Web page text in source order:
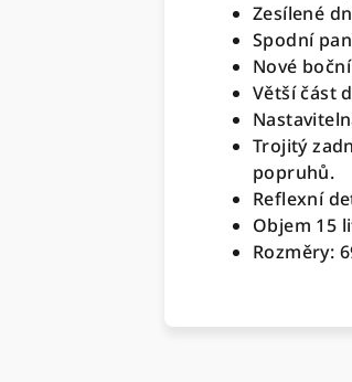
Zesílené
Spodní
Nové
Větší část
Trojitý
popruhů.
Reflexní
Objem 15
Rozměry: